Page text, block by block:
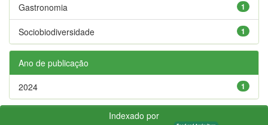
1
Gastronomia
1
Sociobiodiversidade
Ano de publicação
1
2024
Indexado por